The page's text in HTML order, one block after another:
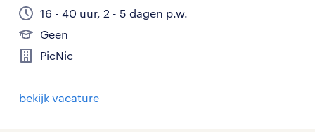
16 - 40 uur, 2 - 5 dagen p.w.
Geen
PicNic
bekijk vacature